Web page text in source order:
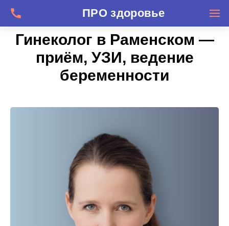
Гинеколог в Раменском —
приём, УЗИ, ведение
беременности